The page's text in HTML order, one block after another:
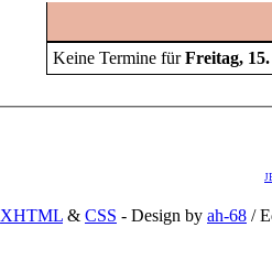
Keine Termine fürFreitag,
XHTML & CSS - Design by ah-68 /